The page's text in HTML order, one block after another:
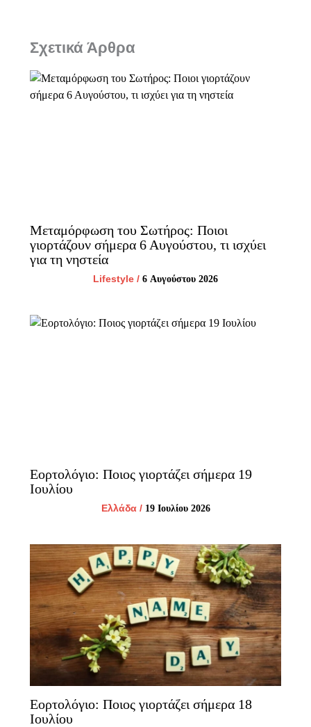
Σχετικά Άρθρα
Μεταμόρφωση του Σωτήρος: Ποιοι
γιορτάζουν σήμερα 6 Αυγούστου, τι ισχύει
για τη νηστεία
Lifestyle / 6 Αυγούστου 2026
Εορτολόγιο: Ποιος γιορτάζει σήμερα 19
Ιουλίου
Ελλάδα/ 19 Ιουλίου 2026
Εορτολόγιο: Ποιος γιορτάζει σήμερα 18
Ιουλίου